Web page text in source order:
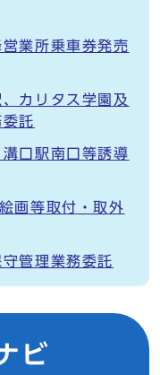
営業所乗車券発売
カリタス学園及
託
溝口駅南口等誘導
画等取付・取外
守管理業務委託
ビ